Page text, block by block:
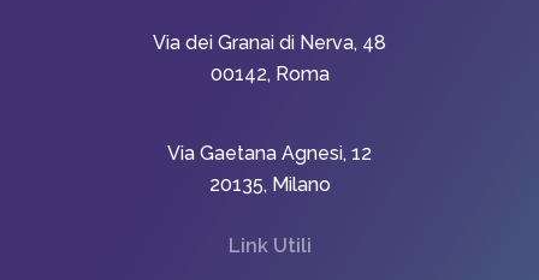
Via dei Granai di Nerva, 48
00142, Roma
Via Gaetana Agnesi, 12
20135, Milano
Link Utili